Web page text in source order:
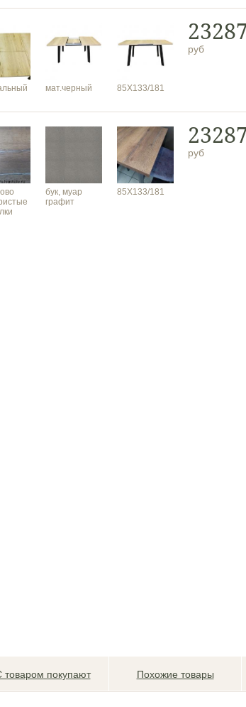
мат.черный 85Х133/181
руб
бук, муар
графит
85Х133/181
руб
товаром покупают Похожие товары